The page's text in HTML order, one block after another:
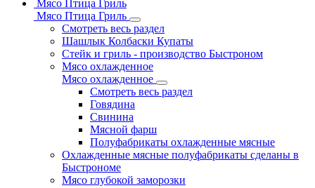
Мясо Птица Гриль
Мясо Птица Гриль
Смотреть весь раздел
Шашлык Колбаски Купаты
Стейк и гриль - производство Быстроном
Мясо охлажденное
Мясо охлажденное
Смотреть весь раздел
Говядина
Свинина
Мясной фарш
Полуфабрикаты охлажденные мясные
Охлажденные мясные полуфабрикаты сделаны в
Быстрономе
Мясо глубокой заморозки